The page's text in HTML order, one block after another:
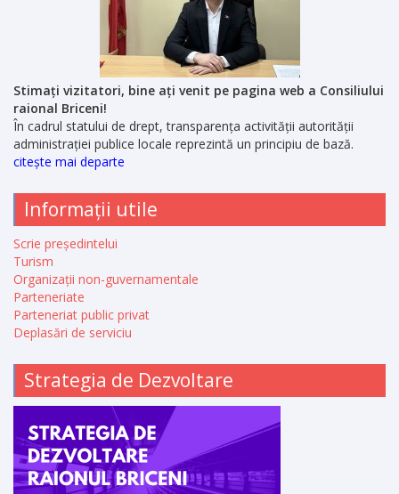
Stimați vizitatori, bine ați venit pe pagina web a Consiliului
raional Briceni!
În cadrul statului de drept, transparența activității autorității
administrației publice locale reprezintă un principiu de bază.
citește mai departe
Informații utile
Scrie președintelui
Turism
Organizații non-guvernamentale
Parteneriate
Parteneriat public privat
Deplasări de serviciu
Strategia de Dezvoltare